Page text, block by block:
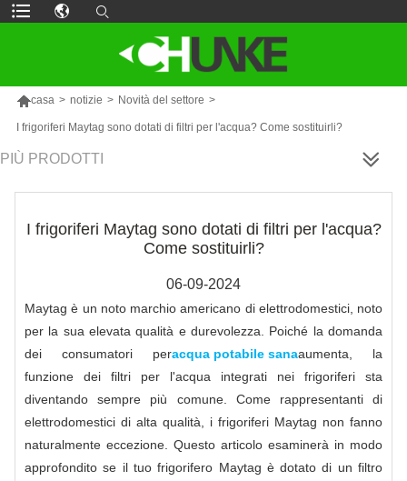
casa > notizie > Novità del settore >
I frigoriferi Maytag sono dotati di filtri per l'acqua? Come sostituirli?
PIÙ PRODOTTI
I frigoriferi Maytag sono dotati di filtri per l'acqua?
Come sostituirli?
06-09-2024
Maytag è un noto marchio americano di elettrodomestici, noto
per la sua elevata qualità e durevolezza. Poiché la domanda
dei consumatori peracqua potabile sanaaumenta, la
funzione dei filtri per l'acqua integrati nei frigoriferi sta
diventando sempre più comune. Come rappresentanti di
elettrodomestici di alta qualità, i frigoriferi Maytag non fanno
naturalmente eccezione. Questo articolo esaminerà in modo
approfondito se il tuo frigorifero Maytag è dotato di un filtro